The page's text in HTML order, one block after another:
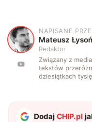
M
NAPISANE
Mateusz Łysoń
Redaktor
Związany z
tekstów
dziesiątkach
DodajCHIP.pl